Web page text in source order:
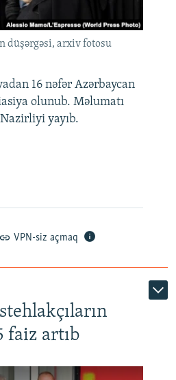
düşərgəsi, arxiv fotosu
16 nəfər Azərbaycan
olunub. Məlumatı
yayıb.
VPN-siz açmaq
artıb